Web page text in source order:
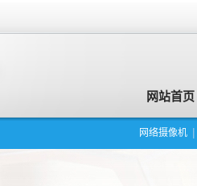
网站首页
网络摄像机